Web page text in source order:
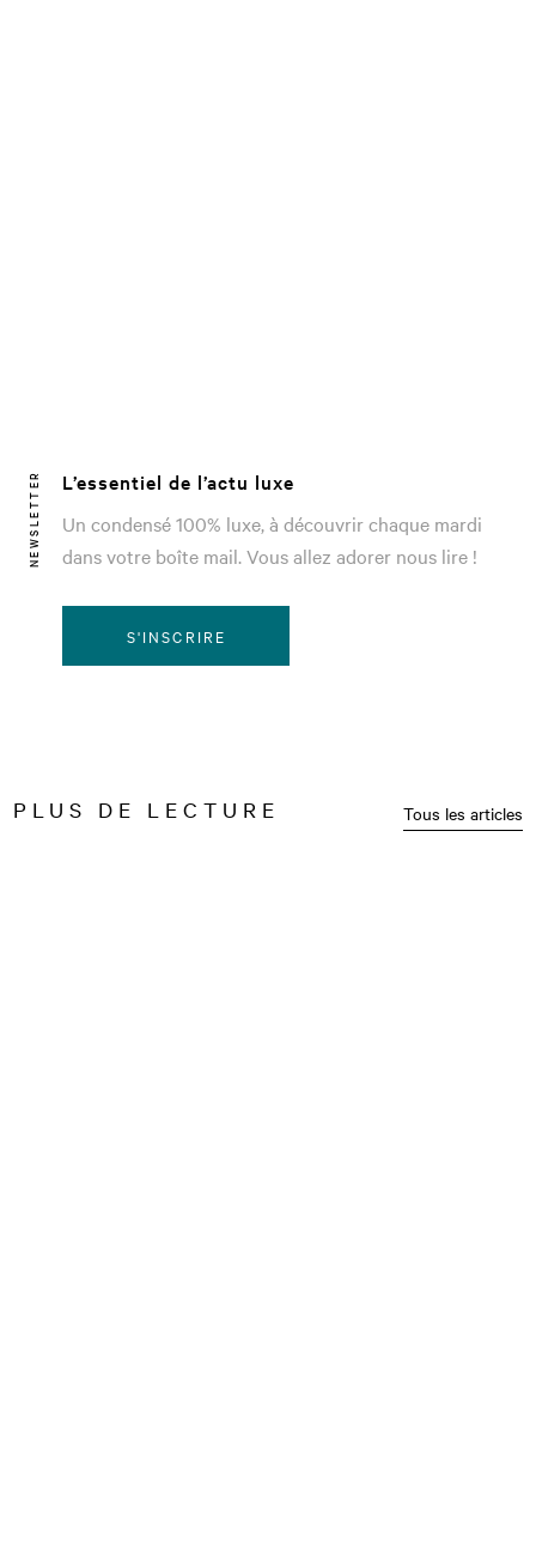
NEWSLETTER
L’essentiel de l’actu luxe
Un condensé 100% luxe, à découvrir chaque mardi
dans votre boîte mail. Vous allez adorer nous lire !
S'INSCRIRE
PLUS DE LECTURE Tous les articles